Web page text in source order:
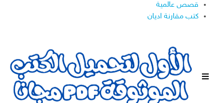
قصص عالمية
كتب مقارنة اديان
ا